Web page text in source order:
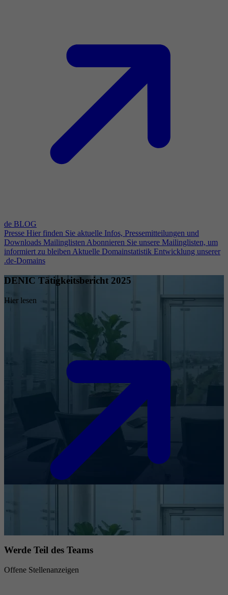
de BLOG
Presse Hier finden Sie aktuelle Infos, Pressemitteilungen und
Downloads Mailinglisten Abonnieren Sie unsere Mailinglisten, um
informiert zu bleiben Aktuelle Domainstatistik Entwicklung unserer
.de-Domains
DENIC Tätigkeitsbericht 2025
Hier lesen
Werde Teil des Teams
Offene Stellenanzeigen